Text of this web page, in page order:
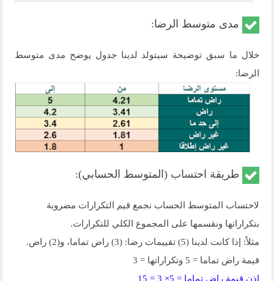
مدى متوسط الرضا:
خلال ما سبق توضيحة سيتولد لدينا جدول يوضح مدى متوسط
الرضا:
طريقة احتساب (المتوسط الحسابي):
لاحتساب المتوسط الحساب نجمع قيم التكرارات مضروبة
بتكراراتها ونقسمها على المجموع الكلي للتكرارات.
مثلاً: إذا كانت لدينا (5) تقييمات رضا: (3) راض تماما، و(2) راض.
قيمة راض تماما = 5 وتكراراتها = 3
إذن قيمة راض تماما = 5× 3 = 15